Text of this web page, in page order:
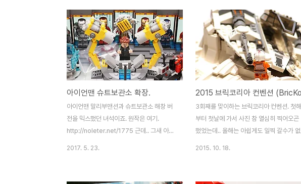
아이언맨 슈트보관소 확장.
아이언맨 말리부맨션과 슈트보관소 해창 버
전을 믹스했던 녀석이죠. 원작은 여기.
http://noleter.net/1775 근데.. 그새 아이
2017. 5. 23.
3회째를 맞이하는 브릭코리아 컨벤션. 첫해
부터 첫날에 가서 사진 참 열심히 찍어오곤
했었는데.. 올해는 아쉽게도 일찍 갈수가 없
2015. 10. 18.